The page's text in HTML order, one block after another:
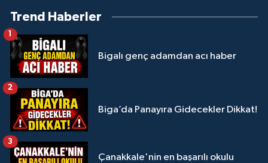
Trend Haberler
Bigalı genç adamdan acı haber
Biga’da Panayıra Gidecekler Dikkat!
2
Çanakkale'nin en başarılı okulu
3